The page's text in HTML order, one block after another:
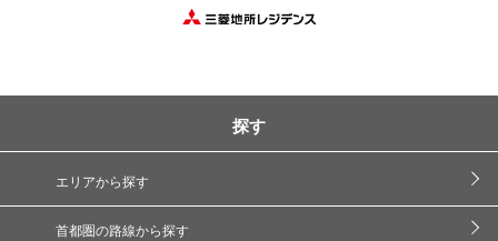
探す
エリアから探す
首都圏の路線から探す